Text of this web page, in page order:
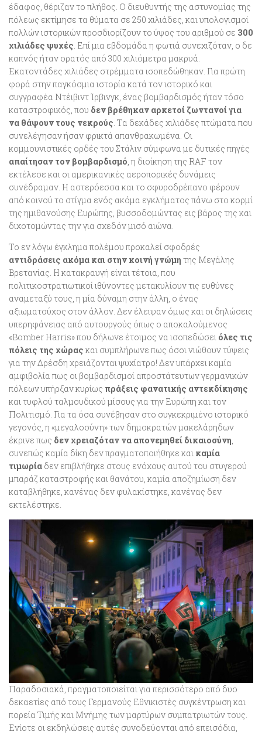
έδαφος, θέριζαν το πλήθος. Ο διευθυντής της αστυνομίας της
πόλεως εκτίμησε τα θύματα σε 250 χιλιάδες, και υπολογισμοί
πολλών ιστορικών προσδιορίζουν το ύψος του αριθμού σε 300
χιλιάδες ψυχές. Επί μια εβδομάδα η φωτιά συνεχιζόταν, ο δε
καπνός ήταν ορατός από 300 χιλιόμετρα μακρυά.
Εκατοντάδες χιλιάδες στρέμματα ισοπεδώθηκαν. Για πρώτη
φορά στην παγκόσμια ιστορία κατά τον ιστορικό και
συγγραφέα Ντέιβιντ Ίρβινγκ, ένας βομβαρδισμός ήταν τόσο
καταστροφικός, που δεν βρέθηκαν αρκετοί ζωντανοί για
να θάψουν τους νεκρούς. Τα δεκάδες χιλιάδες πτώματα που
συνελέγησαν ήσαν φρικτά απανθρακωμένα. Οι
κομμουνιστικές ορδές του Στάλιν σύμφωνα με δυτικές πηγές
απαίτησαν τον βομβαρδισμό, η διοίκηση της RAF τον
εκτέλεσε και οι αμερικανικές αεροπορικές δυνάμεις
συνέδραμαν. Η αστερόεσσα και το σφυροδρέπανο φέρουν
από κοινού το στίγμα ενός ακόμα εγκλήματος πάνω στο κορμί
της ημιθανούσης Ευρώπης, βυσσοδομώντας εις βάρος της και
διχοτομώντας την για σχεδόν μισό αιώνα.
Το εν λόγω έγκλημα πολέμου προκαλεί σφοδρές
αντιδράσεις ακόμα και στην κοινή γνώμη της Μεγάλης
Βρετανίας. Η κατακραυγή είναι τέτοια, που
πολιτικοστρατιωτικοί ιθύνοντες μετακυλίουν τις ευθύνες
αναμεταξύ τους, η μία δύναμη στην άλλη, ο ένας
αξιωματούχος στον άλλον. Δεν έλειψαν όμως και οι δηλώσεις
υπερηφάνειας από αυτουργούς όπως ο αποκαλούμενος
«Bomber Harris» που δήλωνε έτοιμος να ισοπεδώσει όλες τις
πόλεις της χώρας και συμπλήρωνε πως όσοι νιώθουν τύψεις
για την Δρέσδη χρειάζονται ψυχίατρο! Δεν υπάρχει καμία
αμφιβολία πως οι βομβαρδισμοί απροστάτευτων γερμανικών
πόλεων υπήρξαν κυρίως πράξεις φανατικής αντεκδίκησης
και τυφλού ταλμουδικού μίσους για την Ευρώπη και τον
Πολιτισμό. Για τα όσα συνέβησαν στο συγκεκριμένο ιστορικό
γεγονός, η «μεγαλοσύνη» των δημοκρατών μακελάρηδων
έκρινε πως δεν χρειαζόταν να απονεμηθεί δικαιοσύνη,
συνεπώς καμία δίκη δεν πραγματοποιήθηκε και καμία
τιμωρία δεν επιβλήθηκε στους ενόχους αυτού του στυγερού
μπαράζ καταστροφής και θανάτου, καμία αποζημίωση δεν
καταβλήθηκε, κανένας δεν φυλακίστηκε, κανένας δεν
εκτελέστηκε.
Παραδοσιακά, πραγματοποιείται για περισσότερο από δυο
δεκαετίες από τους Γερμανούς Εθνικιστές συγκέντρωση και
πορεία Τιμής και Μνήμης των μαρτύρων συμπατριωτών τους.
Ενίοτε οι εκδηλώσεις αυτές συνοδεύονται από επεισόδια,